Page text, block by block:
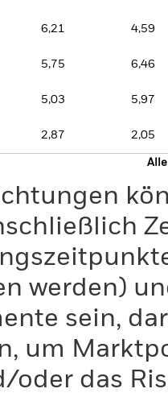
6,21 4,59
5,75 6,46
5,03 5,97
2,87 2,05
werden)
sein,
um
oder das